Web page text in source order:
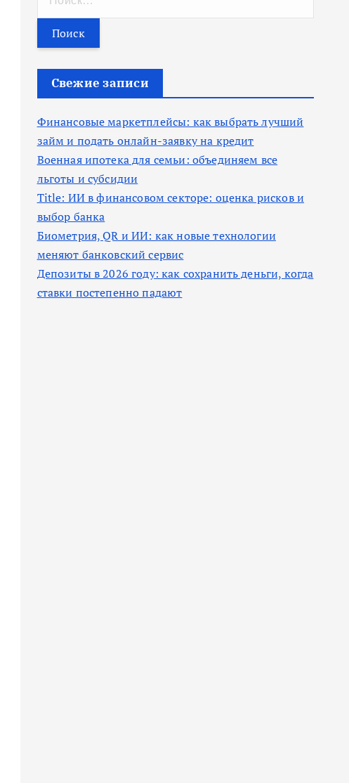
т
и
Свежие записи
Финансовые маркетплейсы: как выбрать лучший
займ и подать онлайн-заявку на кредит
Военная ипотека для семьи: объединяем все
льготы и субсидии
Title: ИИ в финансовом секторе: оценка рисков и
выбор банка
Биометрия, QR и ИИ: как новые технологии
меняют банковский сервис
Депозиты в 2026 году: как сохранить деньги, когда
ставки постепенно падают